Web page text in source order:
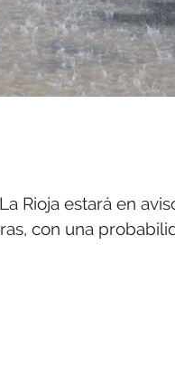
Rioja estará en
con una